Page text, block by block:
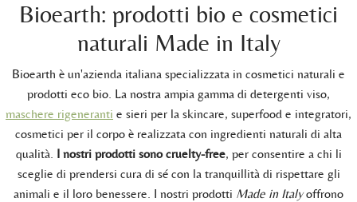
Bioearth: prodotti bio e cosmetici
naturali Made in Italy
Bioearth è un'azienda italiana specializzata in cosmetici naturali e
prodotti eco bio. La nostra ampia gamma di detergenti viso,
maschere rigeneranti e sieri per la skincare, superfood e integratori,
cosmetici per il corpo è realizzata con ingredienti naturali di alta
qualità. I nostri prodotti sono cruelty-free, per consentire a chi li
sceglie di prendersi cura di sé con la tranquillità di rispettare gli
animali e il loro benessere. I nostri prodotti Made in Italyoffrono